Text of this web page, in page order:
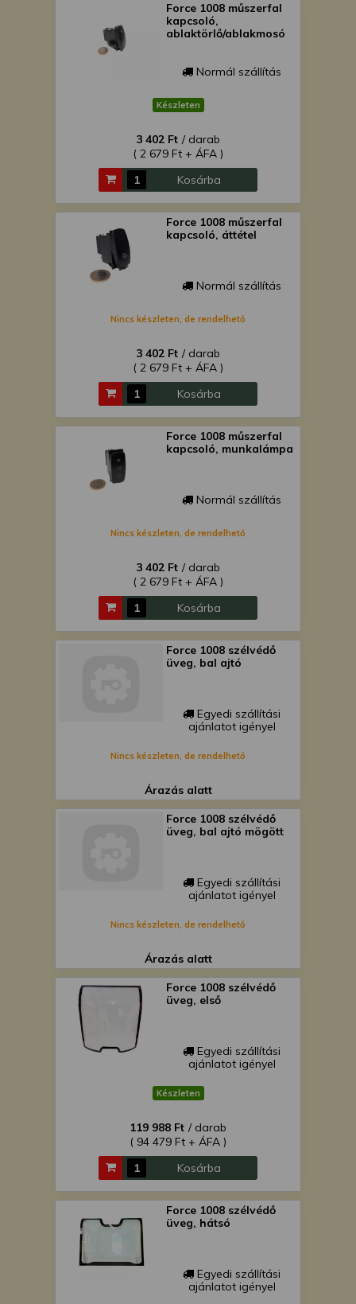
Force 1008 műszerfal
kapcsoló,
ablaktörlő/ablakmosó
Normál szállítás
Készleten
3 402 Ft / darab
( 2 679 Ft + ÁFA )
Kosárba
Force 1008 műszerfal
kapcsoló, áttétel
Normál szállítás
Nincs készleten, de rendelhető
3 402 Ft / darab
( 2 679 Ft + ÁFA )
Kosárba
Force 1008 műszerfal
kapcsoló, munkalámpa
Normál szállítás
Nincs készleten, de rendelhető
3 402 Ft / darab
( 2 679 Ft + ÁFA )
Kosárba
Force 1008 szélvédő
üveg, bal ajtó
Egyedi szállítási
ajánlatot igényel
Nincs készleten, de rendelhető
Árazás alatt
Force 1008 szélvédő
üveg, bal ajtó mögött
Egyedi szállítási
ajánlatot igényel
Nincs készleten, de rendelhető
Árazás alatt
Force 1008 szélvédő
üveg, első
Egyedi szállítási
ajánlatot igényel
Készleten
119 988 Ft / darab
( 94 479 Ft + ÁFA )
Kosárba
Force 1008 szélvédő
üveg, hátsó
Egyedi szállítási
ajánlatot igényel